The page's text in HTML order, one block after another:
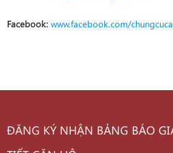
Facebook: www.facebook.com/
ĐĂNG KÝ NHẬN BẢNG BÁO